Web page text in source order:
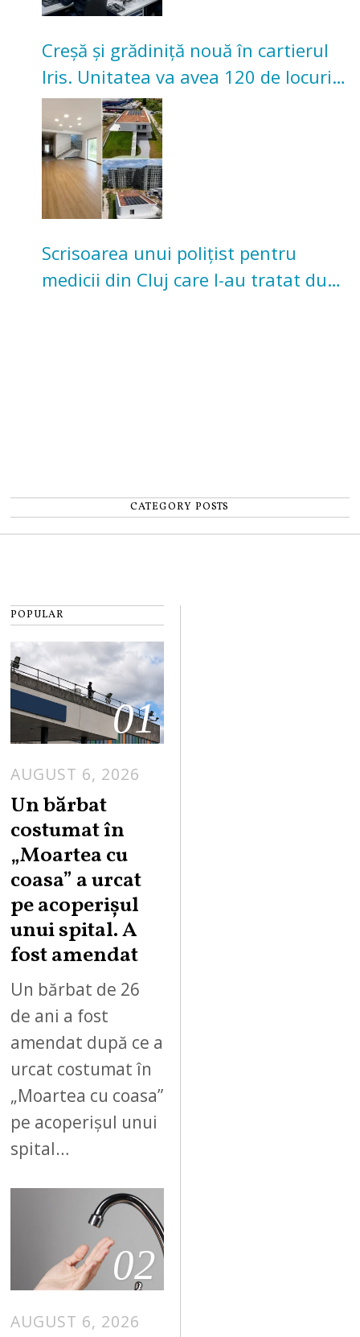
Creșă și grădiniță nouă în cartierul
Iris. Unitatea va avea 120 de locuri
pentru copii
Scrisoarea unui polițist pentru
medicii din Cluj care l-au tratat după
CATEGORY POSTS
POPULAR
01
AUGUST 6, 2026
Un bărbat
costumat în
„Moartea cu
coasa” a urcat
pe acoperișul
unui spital. A
fost amendat
Un bărbat de 26
de ani a fost
amendat după ce a
urcat costumat în
„Moartea cu coasa”
pe acoperișul unui
spital…
02
AUGUST 6, 2026